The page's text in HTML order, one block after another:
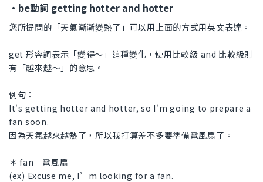
・be動詞 getting hotter and hotter
您所提問的「天氣漸漸變熱了」可以用上面的方式用英文表達。
get 形容詞表示「變得～」這種變化，使用比較級 and 比較級則
有「越來越～」的意思。
例句：
It's getting hotter and hotter, so I'm going to prepare a
fan soon.
因為天氣越來越熱了，所以我打算差不多要準備電風扇了。
＊ fan 電風扇
(ex) Excuse me, I’m looking for a fan.